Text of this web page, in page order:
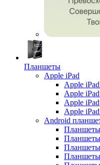
Планшеты
Apple iPad
Apple
Apple
Apple iPad
Apple
Android
Планшеты